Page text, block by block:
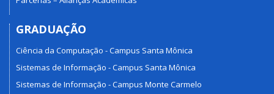
GRADUAÇÃO
Ciência da Computação - Campus Santa Mônica
Sistemas de Informação - Campus Santa Mônica
Sistemas de Informação - Campus Monte Carmelo